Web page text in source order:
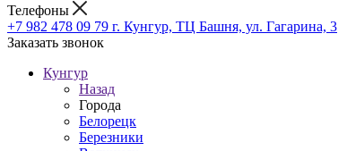
Телефоны
+7 982 478 09 79 г. Кунгур, ТЦ Башня, ул. Гагарина, 3
Заказать звонок
Кунгур
Назад
Города
Белорецк
Березники